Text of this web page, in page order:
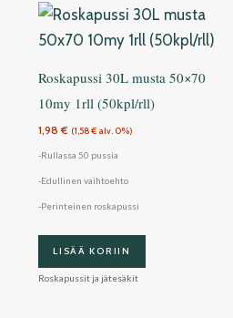
Roskapussi 30L musta 50×70
10my 1rll (50kpl/rll)
1,98€ (1,58€ alv. 0%)
-Rullassa 50 pussia
-Edullinen vaihtoehto
-Perinteinen roskapussi
LISÄÄ KORIIN
Roskapussit ja jätesäkit